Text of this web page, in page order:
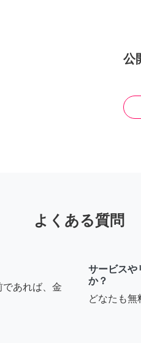
公
よくある質問
あれば、金
サービスや
か？
どなたも無